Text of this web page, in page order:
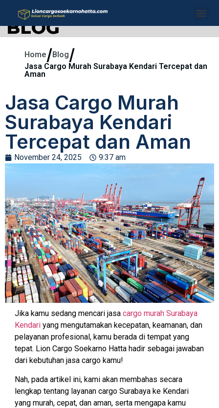
BLOG
Home/Blog/
Jasa Cargo Murah Surabaya Kendari Tercepat dan
Aman
Jasa Cargo Murah
Surabaya Kendari
Tercepat dan Aman
November 24, 2025 9:37 am
Jika kamu sedang mencari jasa cargo murah Surabaya
Kendari yang mengutamakan kecepatan, keamanan, dan
pelayanan profesional, kamu berada di tempat yang
tepat. Lion Cargo Soekarno Hatta hadir sebagai jawaban
dari kebutuhan jasa cargo kamu!
Nah, pada artikel ini, kami akan membahas secara
lengkap tentang layanan cargo Surabaya ke Kendari
yang murah, cepat, dan aman, serta mengapa kamu